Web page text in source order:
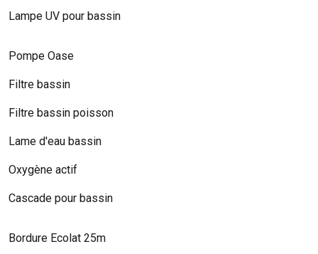
Lampe UV pour bassin
Pompe Oase
Filtre bassin
Filtre bassin poisson
Lame d'eau bassin
Oxygène actif
Cascade pour bassin
Bordure Ecolat 25m